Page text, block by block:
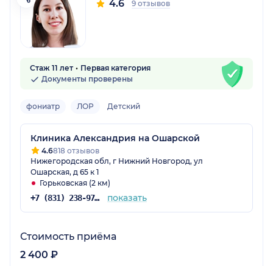
4.6 9 отзывов
Стаж 11 лет
Первая категория
Документы проверены
фониатр ЛОР Детский
Клиника Александрия на Ошарской
4.6818 отзывов
Нижегородская обл, г Нижний Новгород, ул
Ошарская, д 65 к 1
Горьковская (2 км)
+7 (831) 238-97-02 показать
Стоимость приёма
2 400 ₽